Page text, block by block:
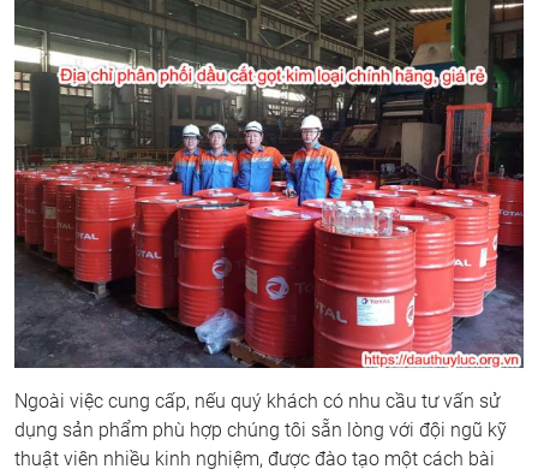
Ngoài việc cung cấp, nếu quý khách có nhu cầu tư vấn sử
dụng sản phẩm phù hợp chúng tôi sẵn lòng với đội ngũ kỹ
thuật viên nhiều kinh nghiệm, được đào tạo một cách bài